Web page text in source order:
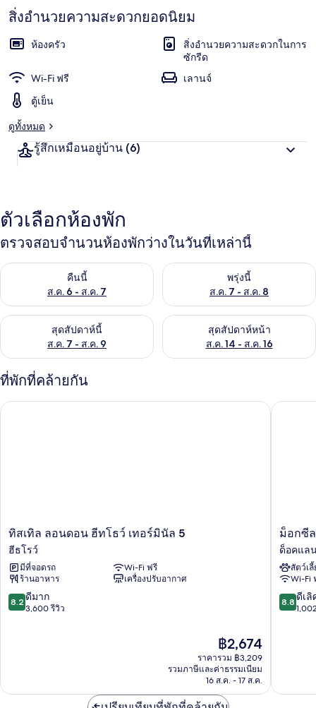
คนสิ่งอำนวยความสะดวกยอดนิยม
ห้องครัว
สิ่งอำนวยความสะดวกในการ
ซักรีด
Wi-Fi ฟรี
เลานจ์
ตู้เย็น
ดูทั้งหมด
รู้สึกเหมือนอยู่บ้าน (6)
ตัวเลือกห้องพัก
ตรวจสอบจำนวนห้องพักว่างในวันที่เหล่านี้
คืนนี้
ส.ค. 6 - ส.ค. 7
ตรวจสอบจำนวนห้องพักว่างในคืนนี้ ส.ค. 6 - ส.ค. 7พรุ่งนี้
ส.ค. 7 - ส.ค. 8
ตรวจสอบจำนวนห้องพักว่างใน
สุดสัปดาห์นี้
ส.ค. 7 - ส.ค. 9
ตรวจสอบจำนวนห้องพักว่างในสุดสัปดาห์นี้ ส.ค. 7 - ส.ค. 9
สุดสัปดาห์หน้า
ส.ค. 14 - ส.ค. 16
ตรวจสอบจำนวนห้องพักว่างใน
ที่พักที่คล้ายกัน
ทิส
เทิล
ลอนดอน
ฮีทโธว์
เท
อร์
มิ
ทิสเทิล ลอนดอน ฮีทโธว์ เทอร์มินัล 5
ฮีธโรว์
มีที่จอดรถ
Wi-Fi ฟรี
ร้านอาหาร
เครื่องปรับอากาศ
8.2
จาก
8.2 ดีมาก
3,600 รีวิว
ราคา
ปัจจุบัน
คือ
฿2,674
฿2,674
ราคารวม ฿3,209
รวมภาษีและค่าธรรมเนียม
16 ส.ค. - 17 ส.ค.
ทิสเทิล ลอนดอน ฮีทโธว์ เทอร์มินัล 5
ม็
อก
ซี
ลอนดอน
เอ็ก
เซล
ด็อค
ม็อกซี
ด็อคแล
สัตว์เ
Wi-Fi
8.8
จาก
8.8 ดีเลิ
ม็อกซีลอ